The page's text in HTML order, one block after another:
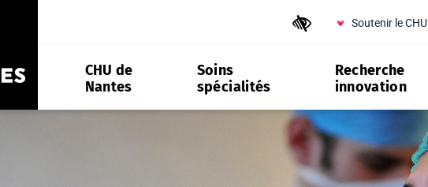
Outils d'accessibilité
Soutenir le CHU
CHU de
Nantes
Soins
spécialités
Recherche
innovation